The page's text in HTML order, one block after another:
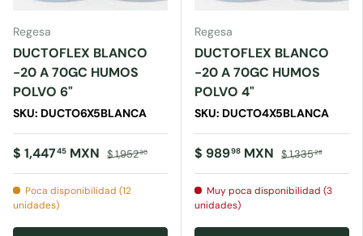
Regesa
DUCTOFLEX BLANCO
-20 A 70GC HUMOS
POLVO 6"
SKU: DUCTO6X5BLANCA
$ 1,44745 MXN $ 1,95230
Poca disponibilidad (12
unidades)
Regesa
DUCTOFLEX BLANCO
-20 A 70GC HUMOS
POLVO 4"
SKU: DUCTO4X5BLANCA
$ 98998 MXN $ 1,33528
Muy poca disponibilidad (3
unidades)